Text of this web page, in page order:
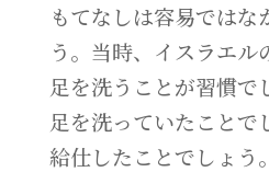
もてなしは容易ではな
う。当時、イスラエル
足を洗うことが習慣で
足を洗っていたことで
給仕したことでしょう。